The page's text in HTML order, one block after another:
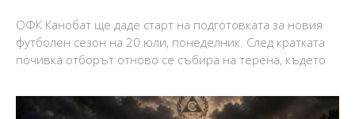
ОФК Канобат ще даде старт на подготовката за новия
футболен сезон на 20 юли, понеделник. След кратката
почивка отборът отново се събира на терена, където